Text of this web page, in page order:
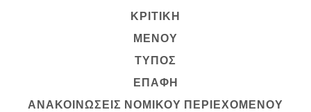
ΚΡΙΤΙΚΉ
ΜΕΝΟΎ
ΤΎΠΟΣ
ΕΠΑΦΉ
ΑΝΑΚΟΙΝΏΣΕΙΣ ΝΟΜΙΚΟΎ ΠΕΡΙΕΧΟΜΈΝΟΥ